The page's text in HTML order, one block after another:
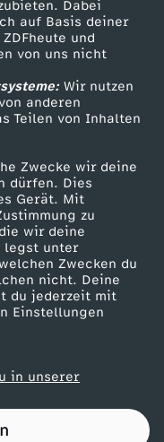
Dabei
auf Basis deiner
und
von uns nicht
Wir nutzen
anderen
Teilen von Inhalten
Zwecke wir deine
dürfen. Dies
Gerät. Mit
zu
wir deine
legst unter
Zwecken du
nicht. Deine
du jederzeit mit
Einstellungen
in unserer